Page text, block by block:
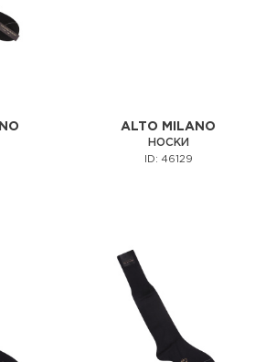
ALTO MILANO
НОСКИ
ID: 46129